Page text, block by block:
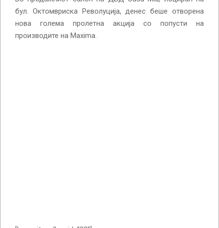
бул. Октомвриска Револуција, денес беше отворена
нова голема пролетна акција со попусти на
производите на Maxima.